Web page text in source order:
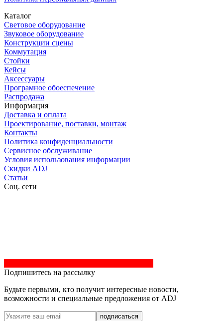
Каталог
Световое оборудование
Звуковое оборудование
Конструкции сцены
Коммутация
Стойки
Кейсы
Аксессуары
Програмное обоеспечение
Распродажа
Информация
Доставка и оплата
Проектирование, поставки, монтаж
Контакты
Политика конфиденциальности
Сервисное обслуживание
Условия использования информации
Скидки ADJ
Статьи
Соц. сети
Подпишитесь на рассылку
Будьте первыми, кто получит интересные новости,
возможности и специальные предложения от ADJ
подписаться